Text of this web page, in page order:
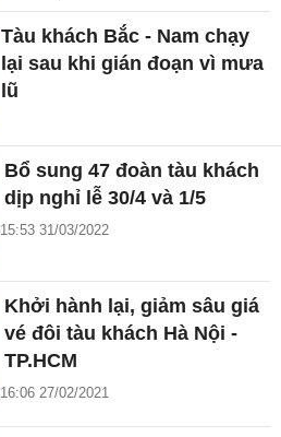
Tàu khách Bắc - Nam chạy
lại sau khi gián đoạn vì mưa
lũ
Bổ sung 47 đoàn tàu khách
dịp nghỉ lễ 30/4 và 1/5
15:53 31/03/2022
Khởi hành lại, giảm sâu giá
vé đôi tàu khách Hà Nội -
TP.HCM
16:06 27/02/2021